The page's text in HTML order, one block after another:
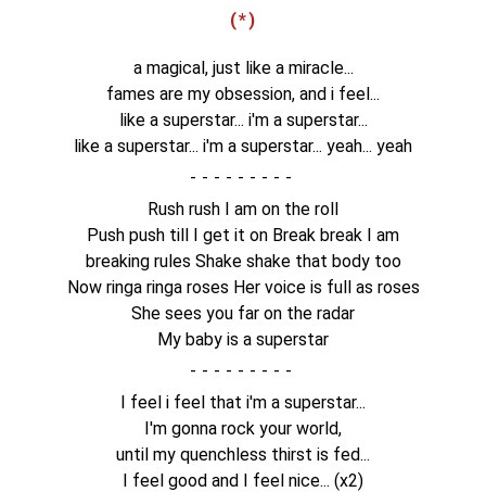
(*)
a magical, just like a miracle...
fames are my obsession, and i feel...
like a superstar... i'm a superstar...
like a superstar... i'm a superstar... yeah... yeah
-
Rush rush I am on the roll
Push push till I get it on Break break I am
breaking rules Shake shake that body too
Now ringa ringa roses Her voice is full as roses
She sees you far on the radar
My baby is a superstar
-
I feel i feel that i'm a superstar...
I'm gonna rock your world,
until my quenchless thirst is fed...
I feel good and I feel nice... (x2)